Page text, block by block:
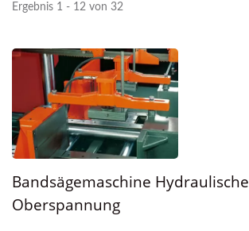
Ergebnis 1 - 12 von 32
Bandsägemaschine Hydraulische
Oberspannung